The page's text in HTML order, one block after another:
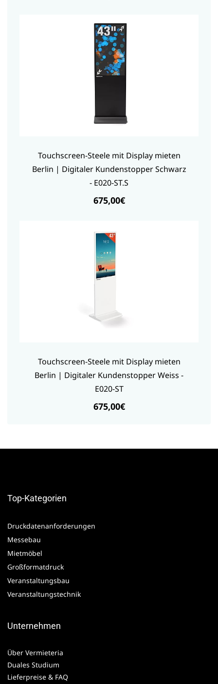
Touchscreen-Steele mit Display mieten
Berlin | Digitaler Kundenstopper Schwarz
- E020-ST.S
675,00€
Touchscreen-Steele mit Display mieten
Berlin | Digitaler Kundenstopper Weiss -
E020-ST
675,00€
Top-Kategorien
Druckdatenanforderungen
Messebau
Mietmöbel
Großformatdruck
Veranstaltungsbau
Veranstaltungstechnik
Unternehmen
Über Vermieteria
Duales Studium
Lieferpreise & FAQ